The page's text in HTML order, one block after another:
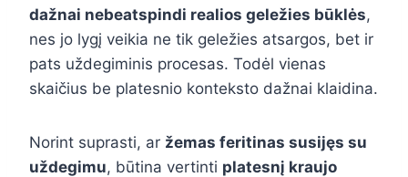
dažnai nebeatspindi realios geležies būklės,
nes jo lygį veikia ne tik geležies atsargos, bet ir
pats uždegiminis procesas. Todėl vienas
skaičius be platesnio konteksto dažnai klaidina.
Norint suprasti, ar žemas feritinas susijęs su
uždegimu, būtina vertinti platesnį kraujo